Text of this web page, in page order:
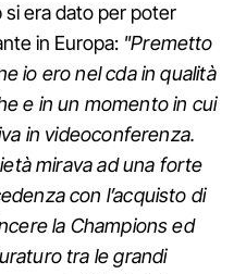
si era dato per poter
in Europa: "Premetto
io ero nel cda in qualità
e in un momento in cui
in videoconferenza.
mirava ad una forte
con l’acquisto di
la Champions ed
tra le grandi